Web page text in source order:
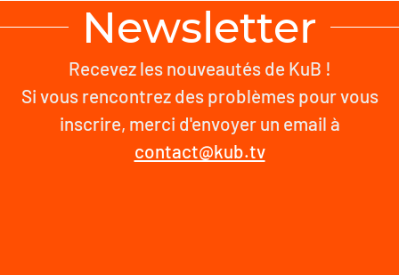
Newsletter
Recevez les nouveautés de KuB !
Si vous rencontrez des problèmes pour vous
inscrire, merci d'envoyer un email à
contact@kub.tv